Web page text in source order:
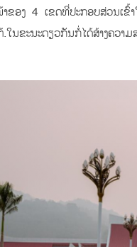
ອງ 4 ເຂດທີ່ປະກອບສ່ວນເຂົ້
.ໃນຂະນະດຽວກັນກໍ່ໄດ້ສ້າງຄວ